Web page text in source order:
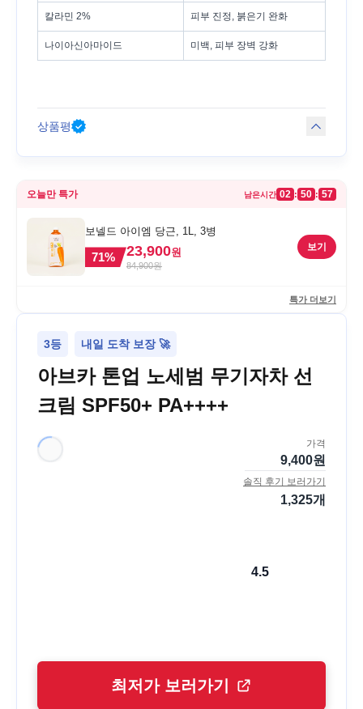
칼라민 2% 피부 진정, 붉은기 완화
나이아신아마이드 미백, 피부 장벽 강화
상품평
오늘만 특가 남은시간 02 : 50 : 57
보넬드 아이엠 당근, 1L, 3병
71% 23,900원
84,900원
보기
특가 더보기
3등 내일 도착 보장 🚀
아브카 톤업 노세범 무기자차 선
크림 SPF50+ PA++++
가격
9,400원
솔직 후기 보러가기
1,325개
4.5
최저가 보러가기